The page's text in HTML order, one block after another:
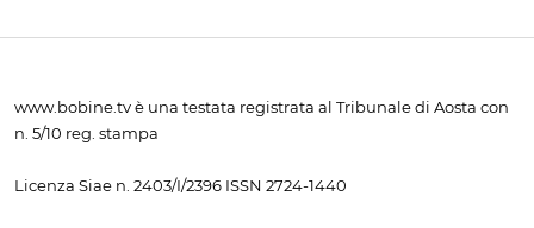
www.bobine.tv è una testata registrata al Tribunale di Aosta con
n. 5/10 reg. stampa
Licenza Siae n. 2403/I/2396 ISSN 2724-1440